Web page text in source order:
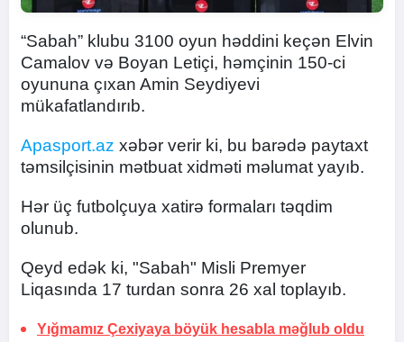
“Sabah” klubu 3100 oyun həddini keçən Elvin
Camalov və Boyan Letiçi, həmçinin 150-ci
oyununa çıxan Amin Seydiyevi
mükafatlandırıb.
Apasport.az xəbər verir ki, bu barədə paytaxt
təmsilçisinin mətbuat xidməti məlumat yayıb.
Hər üç futbolçuya xatirə formaları təqdim
olunub.
Qeyd edək ki, "Sabah" Misli Premyer
Liqasında 17 turdan sonra 26 xal toplayıb.
Yığmamız Çexiyaya böyük hesabla məğlub oldu